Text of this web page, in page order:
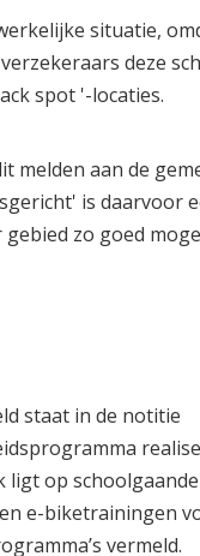
situatie,
deze
spot '-locaties.
melden aan de
is daarvoor
zo goed
staat in de notitie
ligt op
e-biketrainingen
vermeld.